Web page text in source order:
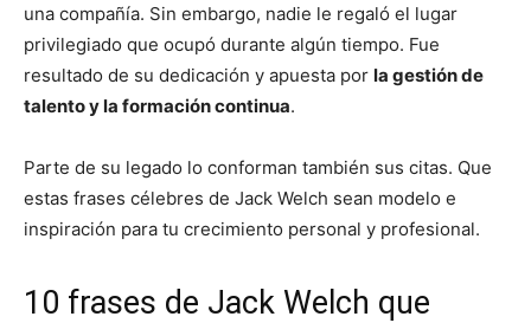
una compañía. Sin embargo, nadie le regaló el lugar
privilegiado que ocupó durante algún tiempo. Fue
resultado de su dedicación y apuesta por la gestión de
talento y la formación continua.
Parte de su legado lo conforman también sus citas. Que
estas frases célebres de Jack Welch sean modelo e
inspiración para tu crecimiento personal y profesional.
10 frases de Jack Welch que